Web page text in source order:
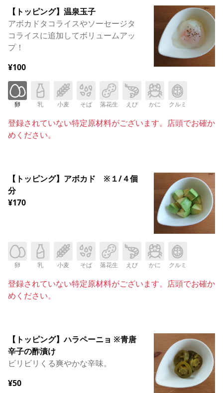
【トッピング】温泉玉子
アボカドタコライスやソーセージタ
コライスに追加してボリュームアッ
プ！
¥100
卵 乳 小麦 そば 落花生 えび かに クルミ
登録されていない特定原材料がございます。店頭でお確か
めください。
【トッピング】アボカド ※１/４個
分
¥170
卵 乳 小麦 そば 落花生 えび かに クルミ
登録されていない特定原材料がございます。店頭でお確か
めください。
【トッピング】ハラペーニョ ※青唐
辛子の酢漬け
ビリビリくる爽やかな辛味。
¥50